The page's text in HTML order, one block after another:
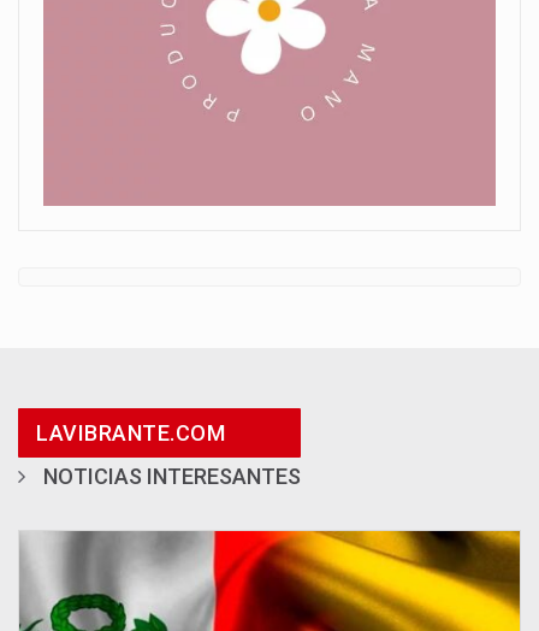
LAVIBRANTE.COM
NOTICIAS INTERESANTES